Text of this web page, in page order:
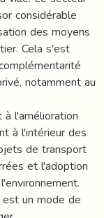
considérable
des moyens
Cela s'est
notamment au
l'amélioration
à l'intérieur des
de transport
et l'adoption
un mode de